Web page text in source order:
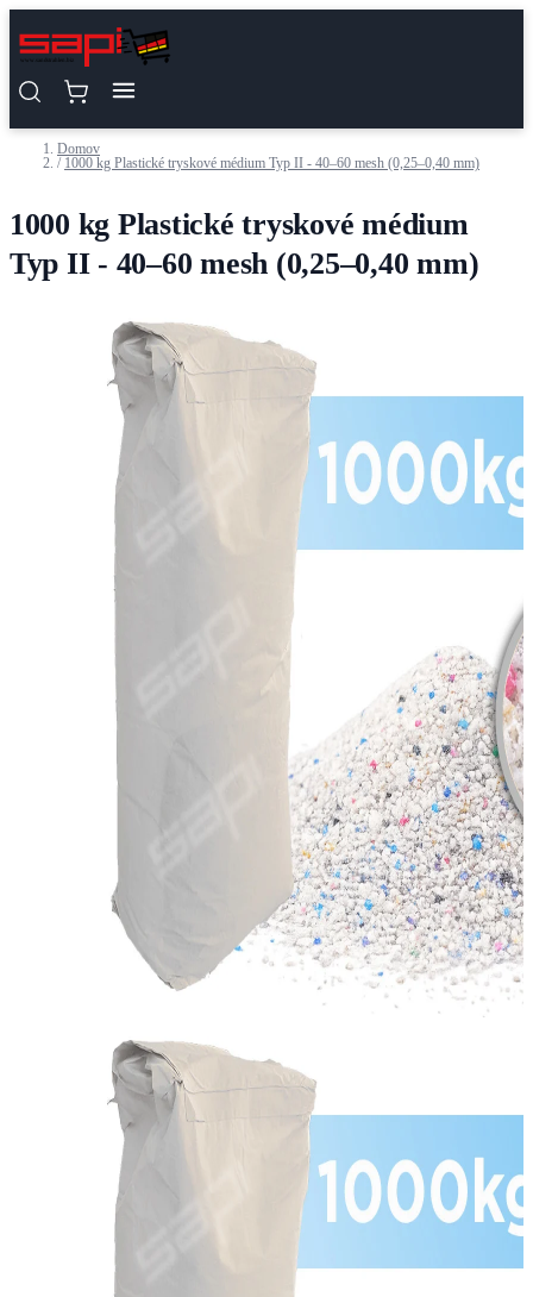
Domov
/ 1000 kg Plastické tryskové médium Typ II - 40–60 mesh (0,25–0,40 mm)
1000 kg Plastické tryskové médium
Typ II - 40–60 mesh (0,25–0,40 mm)